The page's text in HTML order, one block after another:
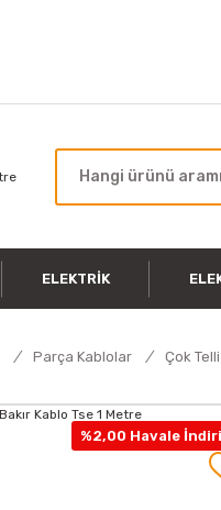
ELEKTRIK
Parça Kablolar Çok
%2,00 Havale